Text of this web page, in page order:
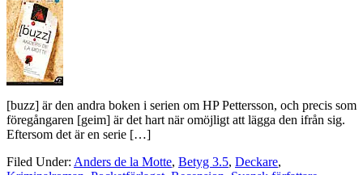
[buzz] är den andra boken i serien om HP Pettersson, och precis som
föregångaren [geim] är det hart när omöjligt att lägga den ifrån sig.
Eftersom det är en serie […]
Filed Under: Anders de la Motte, Betyg 3.5, Deckare,